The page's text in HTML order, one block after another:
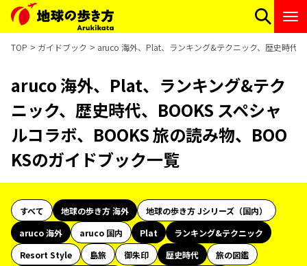
TOP ガイドブック aruco 海外、Plat、ランキング&テクニック、歴史時代
aruco 海外、Plat、ランキング&テク
ニック、歴史時代、BOOKS スペシャ
ルコラボ、BOOKS 旅の読み物、BOO
KSのガイドブック一覧
すべて 地球の歩き方 海外
地球の歩き方 Jシリーズ（国内）
aruco 海外
aruco 国内 Plat
ランキング&テクニック
Resort Style
島旅 御朱印 歴史時代
旅の図鑑